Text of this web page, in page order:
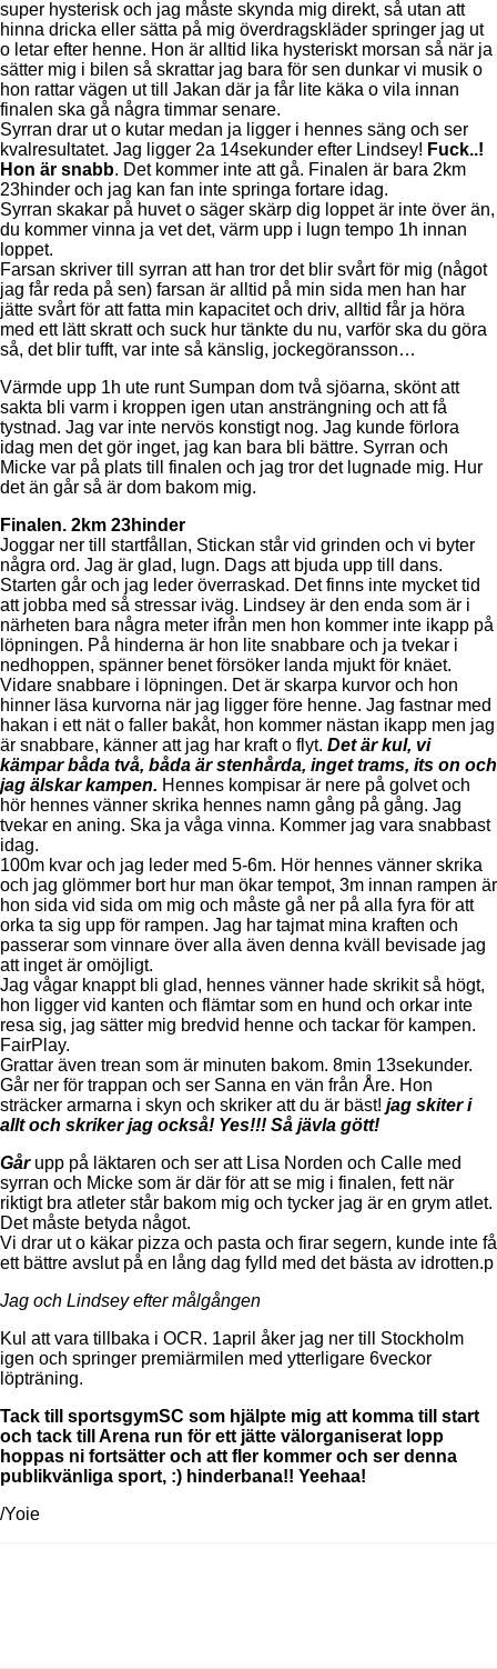
super hysterisk och jag måste skynda mig direkt, så utan att
hinna dricka eller sätta på mig överdragskläder springer jag ut
o letar efter henne. Hon är alltid lika hysteriskt morsan så när ja
sätter mig i bilen så skrattar jag bara för sen dunkar vi musik o
hon rattar vägen ut till Jakan där ja får lite käka o vila innan
finalen ska gå några timmar senare.
Syrran drar ut o kutar medan ja ligger i hennes säng och ser
kvalresultatet. Jag ligger 2a 14sekunder efter Lindsey! Fuck..!
Hon är snabb. Det kommer inte att gå. Finalen är bara 2km
23hinder och jag kan fan inte springa fortare idag.
Syrran skakar på huvet o säger skärp dig loppet är inte över än,
du kommer vinna ja vet det, värm upp i lugn tempo 1h innan
loppet.
Farsan skriver till syrran att han tror det blir svårt för mig (något
jag får reda på sen) farsan är alltid på min sida men han har
jätte svårt för att fatta min kapacitet och driv, alltid får ja höra
med ett lätt skratt och suck hur tänkte du nu, varför ska du göra
så, det blir tufft, var inte så känslig, jockegöransson…
Värmde upp 1h ute runt Sumpan dom två sjöarna, skönt att
sakta bli varm i kroppen igen utan ansträngning och att få
tystnad. Jag var inte nervös konstigt nog. Jag kunde förlora
idag men det gör inget, jag kan bara bli bättre. Syrran och
Micke var på plats till finalen och jag tror det lugnade mig. Hur
det än går så är dom bakom mig.
Finalen. 2km 23hinder
Joggar ner till startfållan, Stickan står vid grinden och vi byter
några ord. Jag är glad, lugn. Dags att bjuda upp till dans.
Starten går och jag leder överraskad. Det finns inte mycket tid
att jobba med så stressar iväg. Lindsey är den enda som är i
närheten bara några meter ifrån men hon kommer inte ikapp på
löpningen. På hinderna är hon lite snabbare och ja tvekar i
nedhoppen, spänner benet försöker landa mjukt för knäet.
Vidare snabbare i löpningen. Det är skarpa kurvor och hon
hinner läsa kurvorna när jag ligger före henne. Jag fastnar med
hakan i ett nät o faller bakåt, hon kommer nästan ikapp men jag
är snabbare, känner att jag har kraft o flyt. Det är kul, vi
kämpar båda två, båda är stenhårda, inget trams, its on och
jag älskar kampen. Hennes kompisar är nere på golvet och
hör hennes vänner skrika hennes namn gång på gång. Jag
tvekar en aning. Ska ja våga vinna. Kommer jag vara snabbast
idag.
100m kvar och jag leder med 5-6m. Hör hennes vänner skrika
och jag glömmer bort hur man ökar tempot, 3m innan rampen är
hon sida vid sida om mig och måste gå ner på alla fyra för att
orka ta sig upp för rampen. Jag har tajmat mina kraften och
passerar som vinnare över alla även denna kväll bevisade jag
att inget är omöjligt.
Jag vågar knappt bli glad, hennes vänner hade skrikit så högt,
hon ligger vid kanten och flämtar som en hund och orkar inte
resa sig, jag sätter mig bredvid henne och tackar för kampen.
FairPlay.
Grattar även trean som är minuten bakom. 8min 13sekunder.
Går ner för trappan och ser Sanna en vän från Åre. Hon
sträcker armarna i skyn och skriker att du är bäst! jag skiter i
allt och skriker jag också! Yes!!! Så jävla gött!
Gårupp på läktaren och ser att Lisa Norden och Calle med
syrran och Micke som är där för att se mig i finalen, fett när
riktigt bra atleter står bakom mig och tycker jag är en grym atlet.
Det måste betyda något.
Vi drar ut o käkar pizza och pasta och firar segern, kunde inte få
ett bättre avslut på en lång dag fylld med det bästa av idrotten.p
Jag och Lindsey efter målgången
Kul att vara tillbaka i OCR. 1april åker jag ner till Stockholm
igen och springer premiärmilen med ytterligare 6veckor
löpträning.
Tack till sportsgymSC som hjälpte mig att komma till start
och tack till Arena run för ett jätte välorganiserat lopp
hoppas ni fortsätter och att fler kommer och ser denna
publikvänliga sport, :) hinderbana!! Yeehaa!
/Yoie